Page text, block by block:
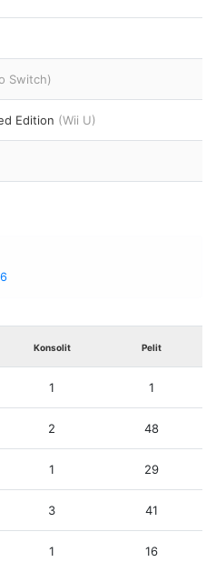
Switch)
Edition (Wii U)
Konsolit Pelit
1 1
2 48
1 29
3 41
1 16